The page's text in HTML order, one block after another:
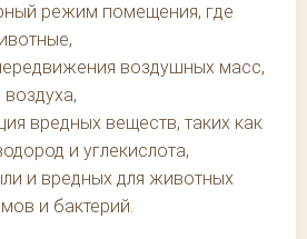
режим помещения, где
воздушных масс,
вредных веществ, таких как
и углекислота,
и вредных для животных
и бактерий.